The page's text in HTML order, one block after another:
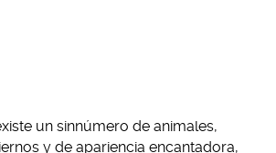
un sinnúmero de animales,
y de apariencia encantadora,